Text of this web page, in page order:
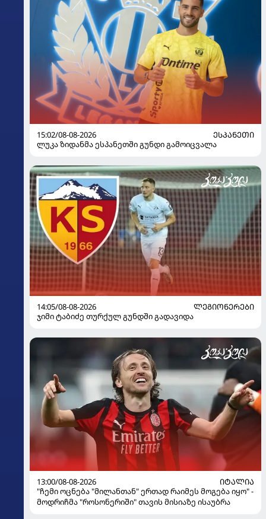
15:02/08-08-2026
ᲔᲡᲞᲐᲜᲔᲗᲘ
ლუკა ზიდანმა ესპანეთში გუნდი გამოიცვალა
14:05/08-08-2026
ᲚᲔᲒᲘᲝᲜᲔᲠᲔᲑᲘ
ჯიმი ტაბიძე თურქულ გუნდში გადავიდა
13:00/08-08-2026
ᲘᲢᲐᲚᲘᲐ
"ჩემი ოცნება "მილანთან" ერთად რაიმეს მოგება იყო" -
მოდრიჩმა "როსონერიში" თავის მისიაზე ისაუბრა